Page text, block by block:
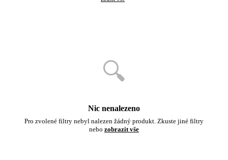
🔍
Nic nenalezeno
Pro zvolené filtry nebyl nalezen žádný produkt. Zkuste jiné filtry
nebo zobrazit vše